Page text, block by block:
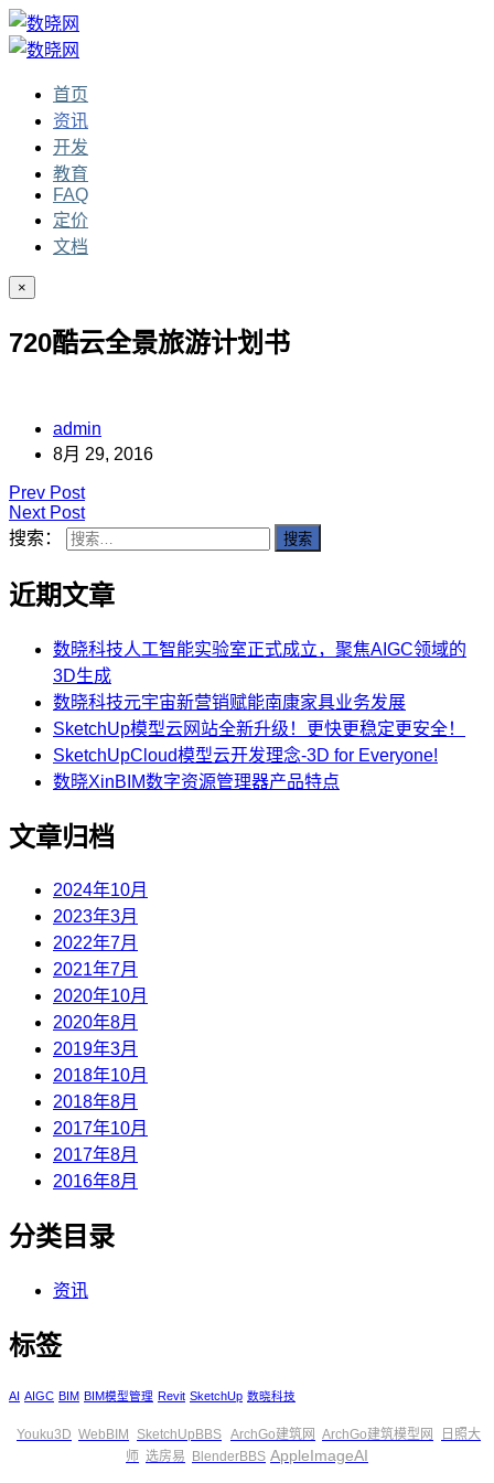
首页
资讯
开发
教育
FAQ
定价
文档
×
720酷云全景旅游计划书
admin
8月 29, 2016
Prev Post
Next Post
搜索：
近期文章
数晓科技人工智能实验室正式成立，聚焦AIGC领域的
3D生成
数晓科技元宇宙新营销赋能南康家具业务发展
SketchUp模型云网站全新升级！更快更稳定更安全！
SketchUpCloud模型云开发理念-3D for Everyone!
数晓XinBIM数字资源管理器产品特点
文章归档
2024年10月
2023年3月
2022年7月
2021年7月
2020年10月
2020年8月
2019年3月
2018年10月
2018年8月
2017年10月
2017年8月
2016年8月
分类目录
资讯
标签
AI AIGC BIM BIM模型管理 Revit SketchUp 数晓科技
Youku3D WebBIM SketchUpBBS ArchGo建筑网 ArchGo建筑模型网
日照大
师 选房易 BlenderBBS AppleImageAI